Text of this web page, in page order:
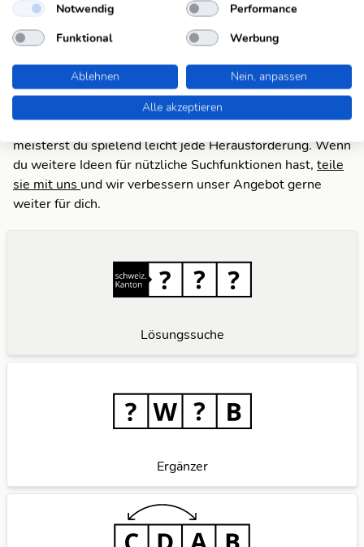
Suchfunktionen
Die KWDB ist dein zuverlässiger Partner für
verschiedene Arten von Rätseln, darunter Schüttelrätsel,
Anagramme, Brückenrätsel, Schwedenrätsel und
Kreuzworträtsel. Mit unseren praktischen Suchfunktionen
meisterst du spielend leicht jede Herausforderung. Wenn
du weitere Ideen für nützliche Suchfunktionen hast, teile
sie mit uns und wir verbessern unser Angebot gerne
weiter für dich.
Lösungssuche
Ergänzer
Notwendig
Performance
Funktional
Werbung
Ablehnen
Nein, anpassen
Alle akzeptieren